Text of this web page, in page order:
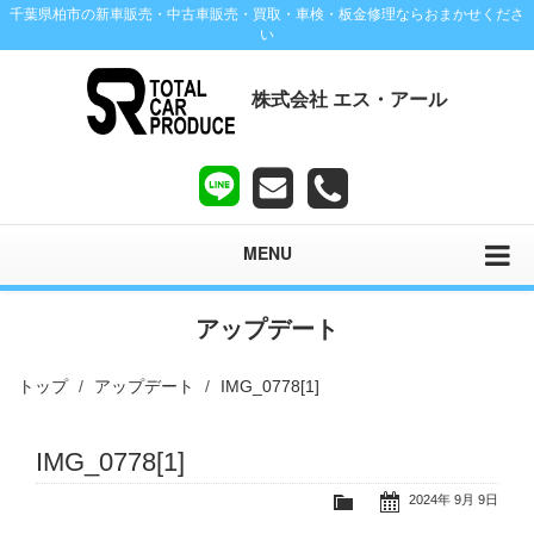
千葉県柏市の新車販売・中古車販売・買取・車検・板金修理ならおまかせくださ
い
株式会社 エス・アール
MENU
アップデート
トップ アップデート IMG_0778[1]
IMG_0778[1]
2024年 9月 9日